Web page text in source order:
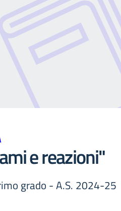
e reazioni"
grado - A.S. 2024-25